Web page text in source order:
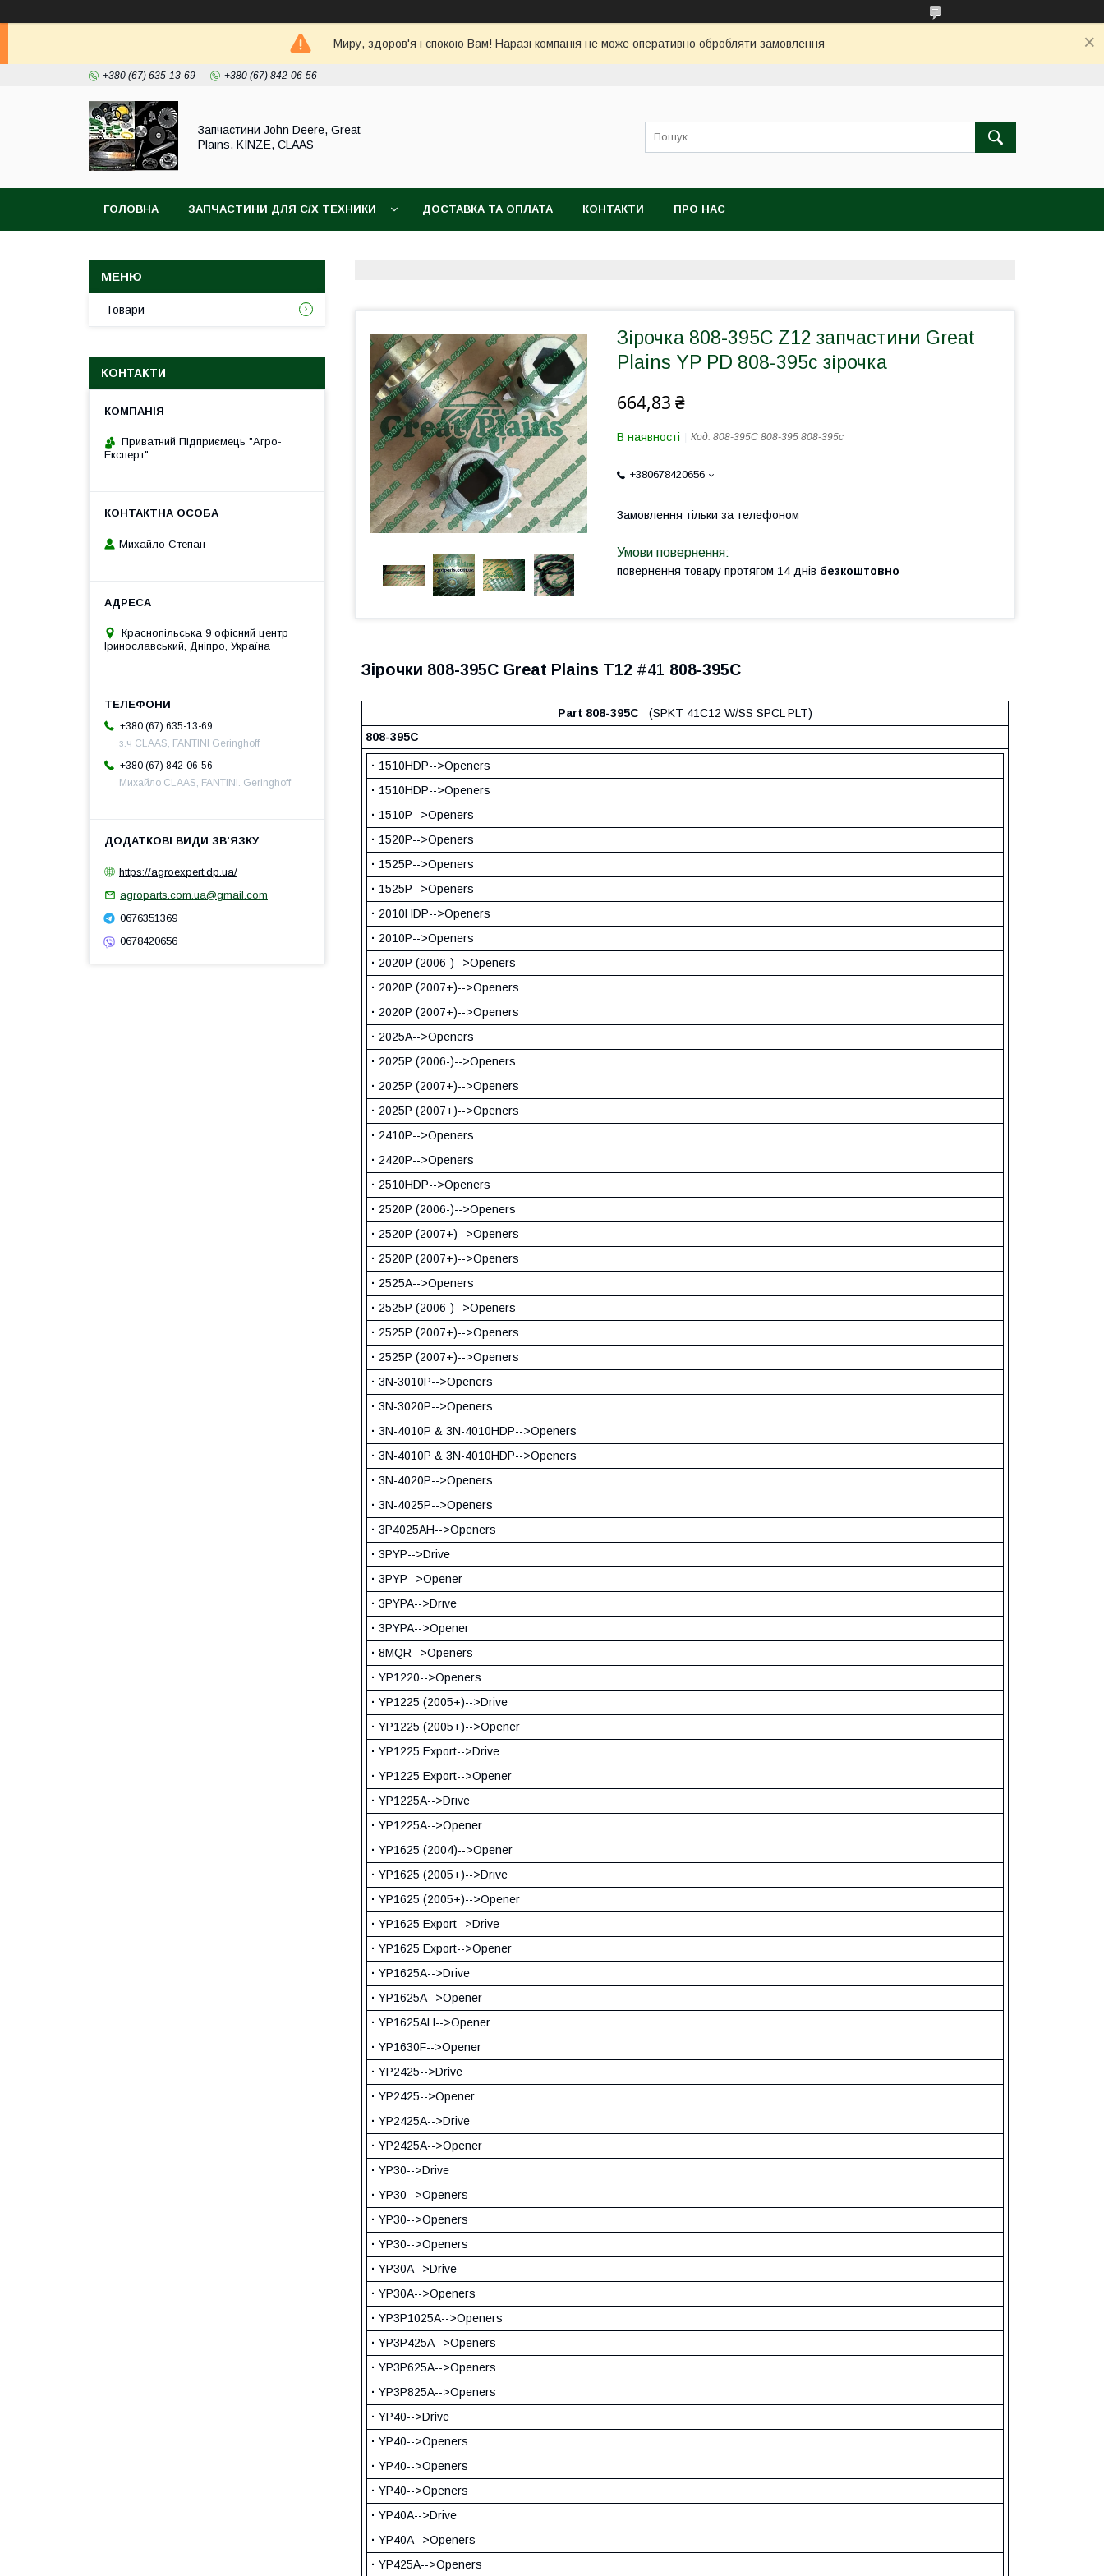
Миру, здоров'я і спокою Вам! Наразі компанія не може оперативно обробляти замовлення
+380 (67) 635-13-69 +380 (67) 842-06-56
Запчастини John Deere, Great
Plains, KINZE, CLAAS
ГОЛОВНА ЗАПЧАСТИНИ ДЛЯ С/Х ТЕХНИКИ ДОСТАВКА ТА ОПЛАТА КОНТАКТИ ПРО НАС
Зірочка 808-395C Z12 запчастини Great
Plains YP PD 808-395с зірочка
664,83 ₴
В наявності Код: 808-395С 808-395 808-395с
+380678420656
Замовлення тільки за телефоном
повернення товару протягом 14 днів безкоштовно
Зірочки 808-395C Great Plains Т12 #41 808-395С
Part 808-395C (SPKT 41C12 W/SS SPCL PLT)
808-395С
· 1510HDP-->Openers
· 1510HDP-->Openers
· 1510P-->Openers
· 1520P-->Openers
· 1525P-->Openers
· 1525P-->Openers
· 2010HDP-->Openers
· 2010P-->Openers
· 2020P (2006-)-->Openers
· 2020P (2007+)-->Openers
· 2020P (2007+)-->Openers
· 2025A-->Openers
· 2025P (2006-)-->Openers
· 2025P (2007+)-->Openers
· 2025P (2007+)-->Openers
· 2410P-->Openers
· 2420P-->Openers
· 2510HDP-->Openers
· 2520P (2006-)-->Openers
· 2520P (2007+)-->Openers
· 2520P (2007+)-->Openers
· 2525A-->Openers
· 2525P (2006-)-->Openers
· 2525P (2007+)-->Openers
· 2525P (2007+)-->Openers
· 3N-3010P-->Openers
· 3N-3020P-->Openers
· 3N-4010P & 3N-4010HDP-->Openers
· 3N-4010P & 3N-4010HDP-->Openers
· 3N-4020P-->Openers
· 3N-4025P-->Openers
· 3P4025AH-->Openers
· 3PYP-->Drive
· 3PYP-->Opener
· 3PYPA-->Drive
· 3PYPA-->Opener
· 8MQR-->Openers
· YP1220-->Openers
· YP1225 (2005+)-->Drive
· YP1225 (2005+)-->Opener
· YP1225 Export-->Drive
· YP1225 Export-->Opener
· YP1225A-->Drive
· YP1225A-->Opener
· YP1625 (2004)-->Opener
· YP1625 (2005+)-->Drive
· YP1625 (2005+)-->Opener
· YP1625 Export-->Drive
· YP1625 Export-->Opener
· YP1625A-->Drive
· YP1625A-->Opener
· YP1625AH-->Opener
· YP1630F-->Opener
· YP2425-->Drive
· YP2425-->Opener
· YP2425A-->Drive
· YP2425A-->Opener
· YP30-->Drive
· YP30-->Openers
· YP30-->Openers
· YP30-->Openers
· YP30A-->Drive
· YP30A-->Openers
· YP3P1025A-->Openers
· YP3P425A-->Openers
· YP3P625A-->Openers
· YP3P825A-->Openers
· YP40-->Drive
· YP40-->Openers
· YP40-->Openers
· YP40-->Openers
· YP40A-->Drive
· YP40A-->Openers
· YP425A-->Openers
Товари
КОНТАКТИ
Приватний Підприємець "Агро-
Експерт"
Михайло Степан
Краснопільська 9 офісний центр
Іринославський, Дніпро, Україна
+380 (67) 635-13-69
з.ч CLAAS, FANTINI Geringhoff
+380 (67) 842-06-56
Михайло CLAAS, FANTINI. Geringhoff
https://agroexpert.dp.ua/
agroparts.com.ua@gmail.com
0676351369
0678420656